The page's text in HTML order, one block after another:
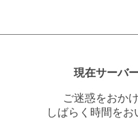
現在サーバ
ご迷惑をおか
しばらく時間を